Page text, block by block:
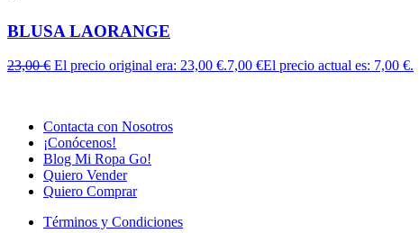
BLUSA LAORANGE
23,00€ El precio original era: 23,00 €.7,00 €El precio actual es: 7,00 €.
Contacta con Nosotros
¡Conócenos!
Blog Mi Ropa Go!
Quiero Vender
Quiero Comprar
Términos y Condiciones